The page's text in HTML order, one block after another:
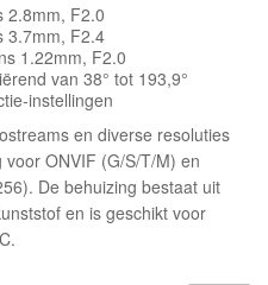
2.8mm, F2.0
3.7mm, F2.4
1.22mm, F2.0
van 38° tot 193,9°
instellingen
en diverse resoluties
ONVIF (G/S/T/M) en
De behuizing bestaat uit
en is geschikt voor